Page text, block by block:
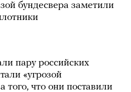
бундесвера заметили
пару российских
«угрозой
того, что они поставили